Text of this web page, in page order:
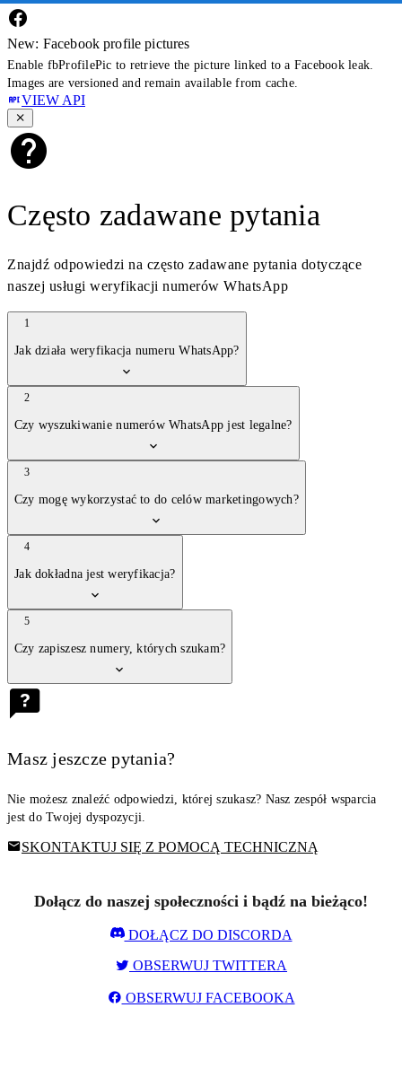
New: Facebook profile pictures
Enable fbProfilePic to retrieve the picture linked to a Facebook leak.
Images are versioned and remain available from cache.
VIEW API
Często zadawane pytania
Znajdź odpowiedzi na często zadawane pytania dotyczące
naszej usługi weryfikacji numerów WhatsApp
1
Jak działa weryfikacja numeru WhatsApp?
2
Czy wyszukiwanie numerów WhatsApp jest legalne?
3
Czy mogę wykorzystać to do celów marketingowych?
4
Jak dokładna jest weryfikacja?
5
Czy zapiszesz numery, których szukam?
Masz jeszcze pytania?
Nie możesz znaleźć odpowiedzi, której szukasz? Nasz zespół wsparcia
jest do Twojej dyspozycji.
SKONTAKTUJ SIĘ Z POMOCĄ TECHNICZNĄ
Dołącz do naszej społeczności i bądź na bieżąco!
DOŁĄCZ DO DISCORDA
OBSERWUJ TWITTERA
OBSERWUJ FACEBOOKA